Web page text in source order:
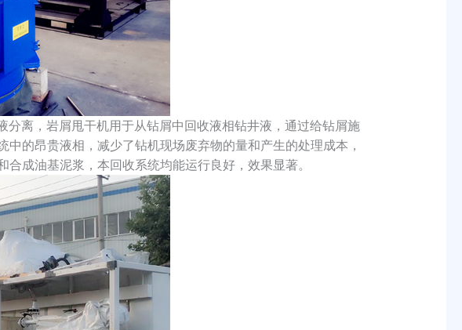
离，岩屑甩干机用于从钻屑中回收液相钻井液，通过给钻屑施
的昂贵液相，减少了钻机现场废弃物的量和产生的处理成本，
成油基泥浆，本回收系统均能运行良好，效果显著。